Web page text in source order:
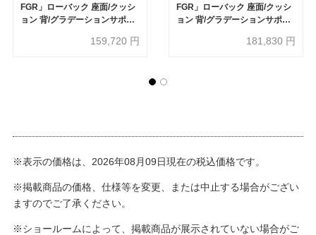
FGR」ローバック 座面/クッシ
ョン 背/グラデーションサポー
ボディーカラー/ブラック アジ
159,720 円
FGR」ローバック 座面/クッシ
ョン 背/グラデーションサポー
ュ ボディーカラー/ブラック ア
181,830 円
※表示の価格は、2026年08月09日現在の税込価格です。
※掲載商品の価格、仕様等を変更、または中止する場合がござい
ますのでご了承ください。
※ショールームによって、掲載商品が展示されていない場合がご